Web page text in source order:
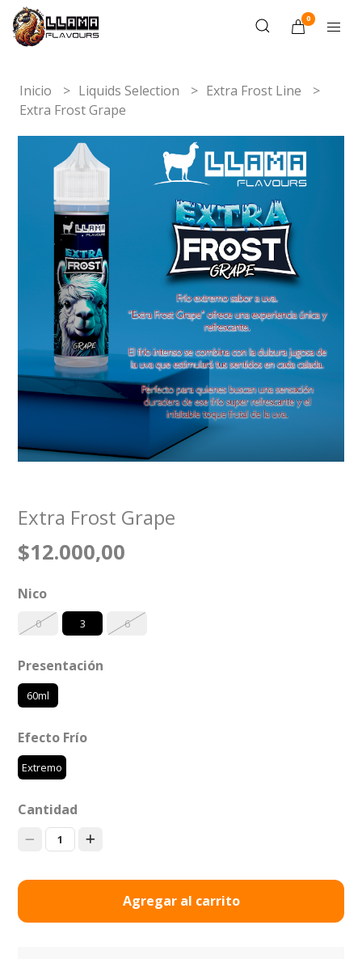
0
Inicio Liquids Selection
Extra Frost Line
Extra Frost Grape
Extra Frost Grape
$12.000,00
Nico
0 3 6
Presentación
60ml
Efecto Frío
Extremo
Cantidad
1
Agregar al carrito